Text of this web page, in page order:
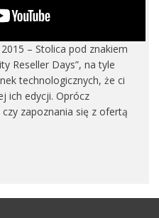
– Stolica pod znakiem
Reseller Days”, na tyle
technologicznych, że ci
ich edycji. Oprócz
zapoznania się z ofertą